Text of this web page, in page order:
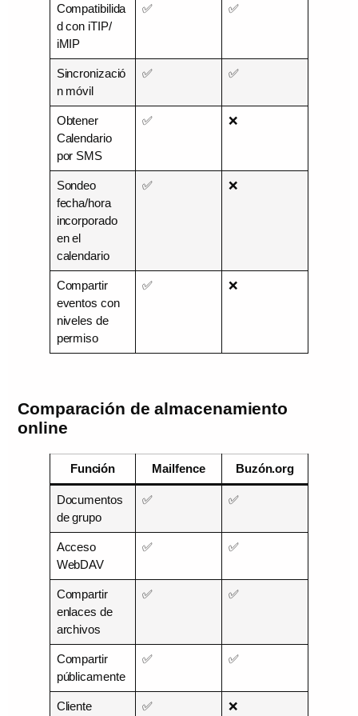
Compatibilida
d con iTIP/
iMIP
✅ ✅
Sincronizació
n móvil
✅ ✅
Obtener
Calendario
por SMS
✅ ❌
Sondeo
fecha/hora
incorporado
en el
calendario
✅ ❌
Compartir
eventos con
niveles de
permiso
✅ ❌
Comparación de almacenamiento
online
Función Mailfence Buzón.org
Documentos
de grupo
✅ ✅
Acceso
WebDAV
✅ ✅
Compartir
enlaces de
archivos
✅ ✅
Compartir
públicamente
✅ ✅
Cliente ✅ ❌